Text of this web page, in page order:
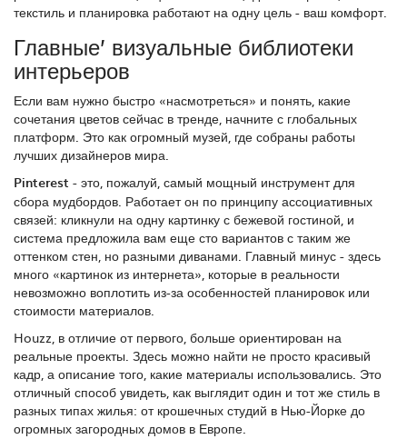
текстиль и планировка работают на одну цель - ваш комфорт.
Главные’ визуальные библиотеки
интерьеров
Если вам нужно быстро «насмотреться» и понять, какие
сочетания цветов сейчас в тренде, начните с глобальных
платформ. Это как огромный музей, где собраны работы
лучших дизайнеров мира.
Pinterest - это, пожалуй, самый мощный инструмент для
сбора мудбордов. Работает он по принципу ассоциативных
связей: кликнули на одну картинку с бежевой гостиной, и
система предложила вам еще сто вариантов с таким же
оттенком стен, но разными диванами. Главный минус - здесь
много «картинок из интернета», которые в реальности
невозможно воплотить из-за особенностей планировок или
стоимости материалов.
Houzz, в отличие от первого, больше ориентирован на
реальные проекты. Здесь можно найти не просто красивый
кадр, а описание того, какие материалы использовались. Это
отличный способ увидеть, как выглядит один и тот же стиль в
разных типах жилья: от крошечных студий в Нью-Йорке до
огромных загородных домов в Европе.